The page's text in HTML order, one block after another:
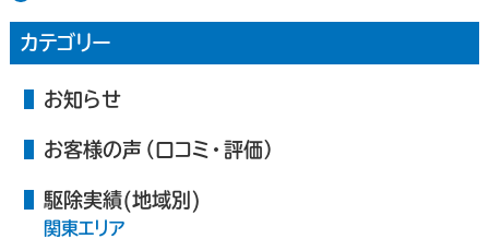
カテゴリー
お知らせ
お客様の声（口コミ・評価）
駆除実績(地域別)
関東エリア